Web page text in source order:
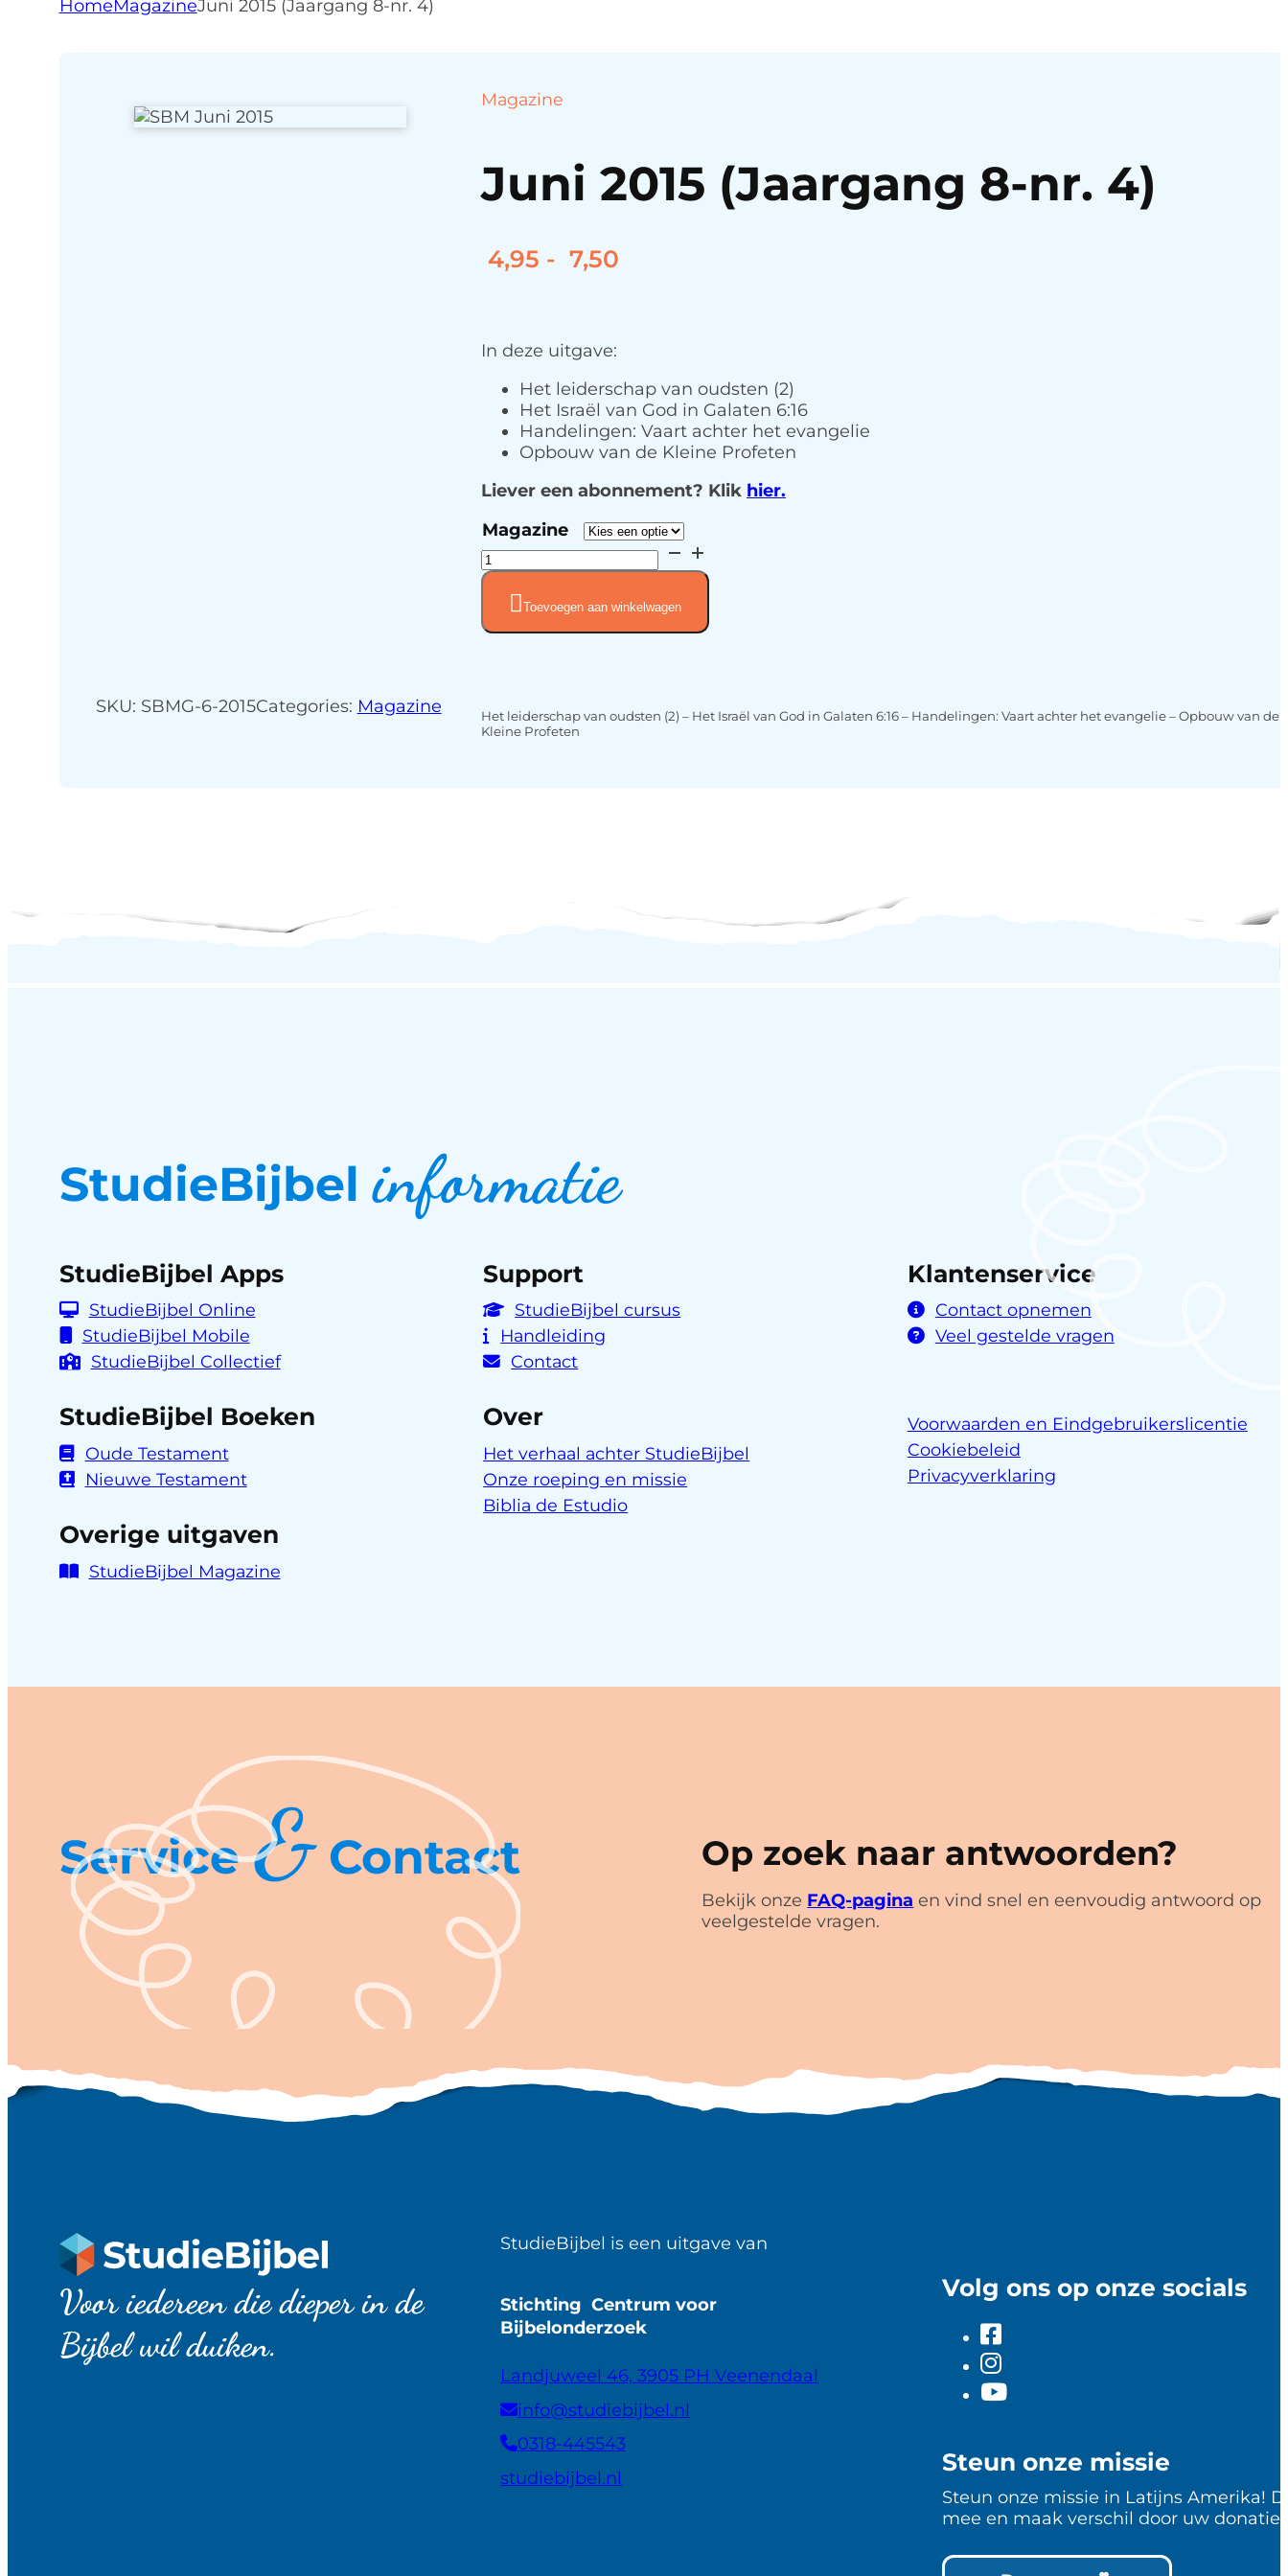
HomeMagazineJuni 2015 (Jaargang 8-nr. 4)
Magazine
Juni 2015 (Jaargang 8-nr. 4)
4,95 - 7,50Prijsklasse:
In deze uitgave:
Het leiderschap van oudsten (2)
Het Israël van God in Galaten 6:16
Handelingen: Vaart achter het evangelie
Opbouw van de Kleine Profeten
Liever een abonnement? Klik hier.
Magazine
Juni
2015
(Jaargang
nr.
Toevoegen aan winkelwagen
SKU: SBMG-6-2015Categories: Magazine
Het leiderschap van oudsten (2) – Het Israël van God in Galaten 6:16 – Handelingen: Vaart achter het evangelie – Opbouw van de
Kleine Profeten
StudieBijbelinformatie
StudieBijbel Apps
StudieBijbel Online
StudieBijbel Mobile
StudieBijbel Collectief
StudieBijbel Boeken
Oude Testament
Nieuwe Testament
Overige uitgaven
StudieBijbel Magazine
Support
StudieBijbel cursus
Handleiding
Contact
Over
Het verhaal achter StudieBijbel
Onze roeping en missie
Biblia de Estudio
Klantenservice
Contact opnemen
Veel gestelde vragen
Voorwaarden en Eindgebruikerslicentie
Cookiebeleid
Privacyverklaring
Service&Contact Op zoek naar antwoorden?
Bekijk onze FAQ-pagina en vind snel en eenvoudig antwoord op
veelgestelde vragen.
Voor iedereen die dieper in de
Bijbel wil duiken.
StudieBijbel is een uitgave van
Stichting Centrum voor
Bijbelonderzoek
Landjuweel 46, 3905 PH Veenendaal
info@studiebijbel.nl
0318-445543
studiebijbel.nl
Volg ons op onze socials
Steun onze missie
Steun onze missie in Latijns Amerika!
mee en maak verschil door uw donatie.